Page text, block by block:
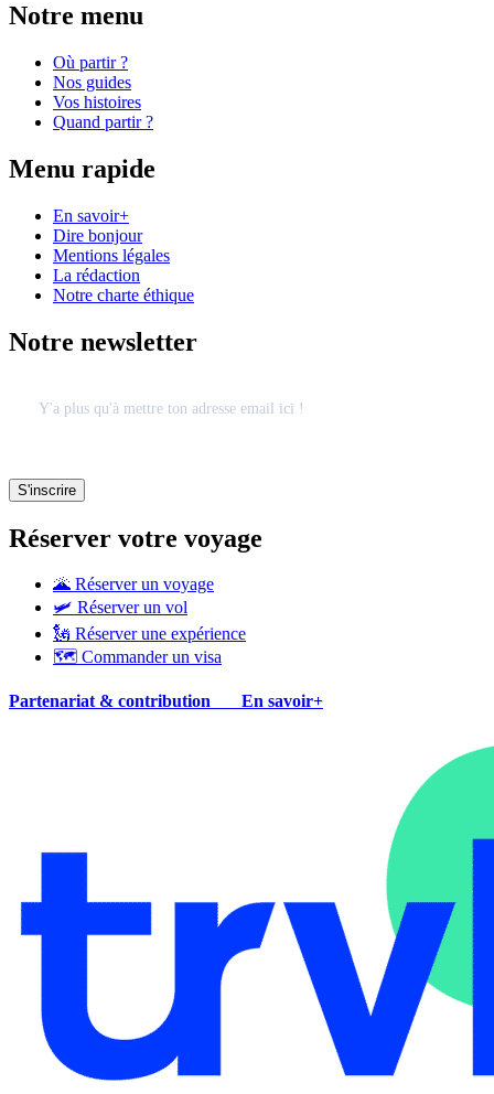
Notre menu
Où partir ?
Nos guides
Vos histoires
Quand partir ?
Menu rapide
En savoir+
Dire bonjour
Mentions légales
La rédaction
Notre charte éthique
Notre newsletter
Réserver votre voyage
🌋 Réserver un voyage
🛩 Réserver un vol
🗽 Réserver une expérience
🗺 Commander un visa
Partenariat & contribution En savoir+